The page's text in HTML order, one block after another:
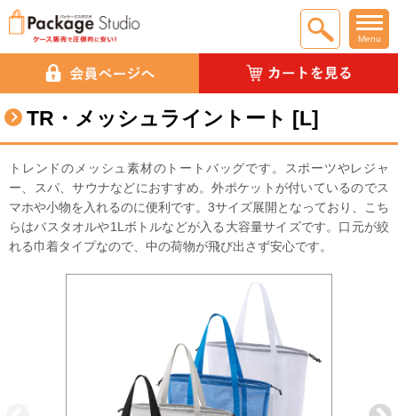
Menu
TR・メッシュライントート [L]
トレンドのメッシュ素材のトートバッグです。スポーツやレジャ
ー、スパ、サウナなどにおすすめ。外ポケットが付いているのでス
マホや小物を入れるのに便利です。3サイズ展開となっており、こち
らはバスタオルや1Lボトルなどが入る大容量サイズです。口元が絞
れる巾着タイプなので、中の荷物が飛び出さず安心です。